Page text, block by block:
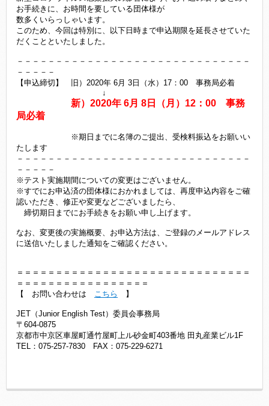
お手続きに、お時間を要している団体様が
数多くいらっしゃいます。
このため、今回は特別に、以下日時まで申込期限を延長させていた
だくことといたしました。
－－－－－－－－－－－－－－－－－－－－－－－－－－－－－－
－－－－－
【申込締切】 旧）2020年 6月 3日（水）17：00 事務局必着
↓
新）2020年 6月 8日（月）12：00 事務
局必着
※期日までに名簿のご提出、受検料振込をお願いい
たします
－－－－－－－－－－－－－－－－－－－－－－－－－－－－－－
－－－－－
※テスト実施期間についての変更はございません。
※すでにお申込済の団体様におかれましては、再度申込内容をご確
認いただき、修正や変更などございましたら、
締切期日までにお手続きをお願い申し上げます。
なお、変更後の実施概要、お申込方法は、ご登録のメールアドレス
に送信いたしました通知をご確認ください。
＝＝＝＝＝＝＝＝＝＝＝＝＝＝＝＝＝＝＝＝＝＝＝＝＝＝＝＝＝＝
＝＝＝＝＝＝＝＝＝＝＝＝＝＝＝＝＝
【 お問い合わせは こちら 】
JET（Junior English Test）委員会事務局
〒604-0875
京都市中京区車屋町通竹屋町上ル砂金町403番地 田丸産業ビル1F
TEL：075-257-7830 FAX：075-229-6271